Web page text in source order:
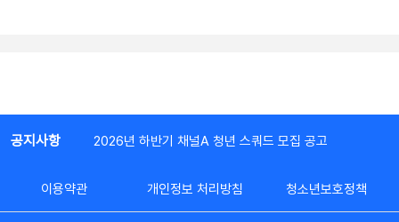
공지사항 2026년 하반기 채널A 청년 스쿼드 모집 공고
이용약관 개인정보 처리방침 청소년보호정책